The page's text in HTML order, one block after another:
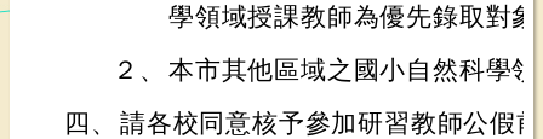
學領域授課教師為優先錄取對
２、 本市其他區域之國小自然科學
四、 請各校同意核予參加研習教師公假